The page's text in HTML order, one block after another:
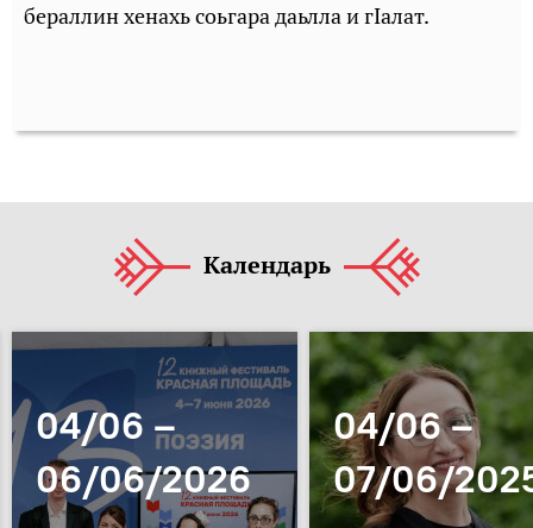
бераллин хенахь соьгара даьлла и гIалат.
Календарь
04/06 –
06/06/2026
04/06 –
07/06/